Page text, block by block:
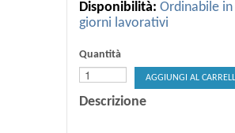
Disponibilità: Ordinabile
giorni lavorativi
Quantità
AGGIUNGI AL
Descrizione